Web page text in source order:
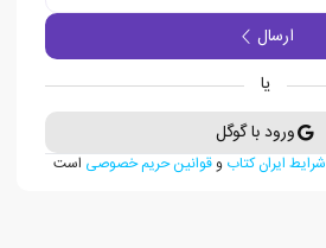
ارسال
یا
ورود با گوگل
شرایط ایران کتاب وقوانین حریم خصوصی است